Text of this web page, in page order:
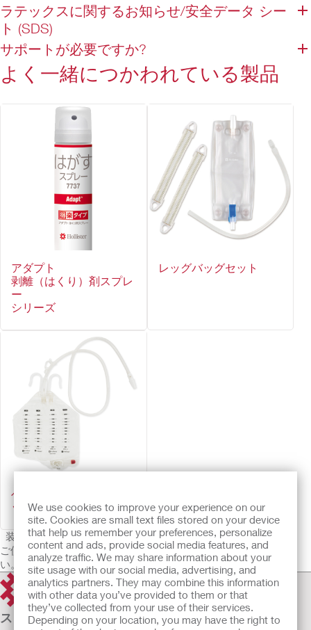
We use cookies to improve your experience on our
site. Cookies are small text files stored on your device
that help us remember your preferences, personalize
content and ads, provide social media features, and
analyze traffic. We may share information about your
site usage with our social media, advertising, and
analytics partners. They may combine this information
with other data you’ve provided to them or that
they’ve collected from your use of their services.
Depending on your location, you may have the right to
やわらかく丸みをおびた排出口で違和感を軽減
尿を分散する袋構造で、膨らみやチャプチャプ音を軽減
逆流防止機構
ウロ接続管S 3本付
ラテックスに関するお知らせ/安全データ シー
ト (SDS)
サポートが必要ですか?
よく一緒につかわれている製品
アダプト
剥離（はくり）剤スプレ
ー
シリーズ
レッグバッグセット
ベッドサイド ドレンバ
ッグ (滅菌)
装具を選択する際は医療従事者とご相談ください。
ご使用に際しては使用説明書をよく読み、正しくお使いくださ
い。
ストーマケア